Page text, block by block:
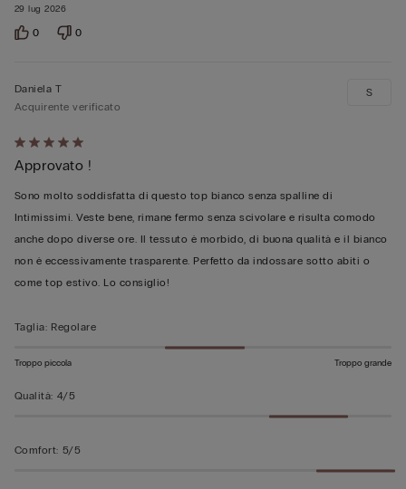
29 lug 2026
0 0
Valutato
5
su
5
Daniela T
Acquirente verificato
Approvato !
Sono molto soddisfatta di questo top bianco senza spalline di
Intimissimi. Veste bene, rimane fermo senza scivolare e risulta comodo
anche dopo diverse ore. Il tessuto è morbido, di buona qualità e il bianco
non è eccessivamente trasparente. Perfetto da indossare sotto abiti o
come top estivo. Lo consiglio!
S
Taglia: Regolare
Troppo piccola Troppo grande
Qualità: 4/5
Comfort: 5/5